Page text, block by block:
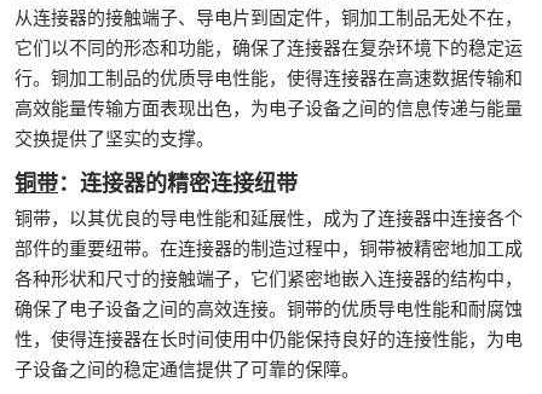
从连接器的接触端子、导电片到固定件，铜加工制品无处不在，
它们以不同的形态和功能，确保了连接器在复杂环境下的稳定运
行。铜加工制品的优质导电性能，使得连接器在高速数据传输和
高效能量传输方面表现出色，为电子设备之间的信息传递与能量
交换提供了坚实的支撑。
铜带：连接器的精密连接纽带
铜带，以其优良的导电性能和延展性，成为了连接器中连接各个
部件的重要纽带。在连接器的制造过程中，铜带被精密地加工成
各种形状和尺寸的接触端子，它们紧密地嵌入连接器的结构中，
确保了电子设备之间的高效连接。铜带的优质导电性能和耐腐蚀
性，使得连接器在长时间使用中仍能保持良好的连接性能，为电
子设备之间的稳定通信提供了可靠的保障。